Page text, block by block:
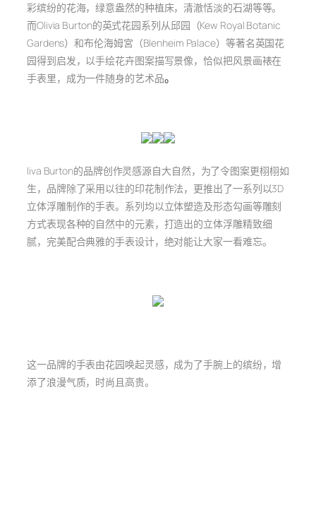
彩缤纷的花海，绿意盎然的种植床，清澈恬淡的石湖等等。
而Olivia Burton的英式花园系列从邱园（Kew Royal Botanic
Gardens）和布伦海姆宮（Blenheim Palace）等著名英国花
园得到启发，以手绘花卉图案描写景像，恰似把风景画裱在
手表里，成为一件随身的艺术品。
liva Burton的品牌创作灵感源自大自然，为了令图案更栩栩如
生，品牌除了采用以往的印花制作法，更推出了一系列以3D
立体浮雕制作的手表。系列均以立体塑造及形态勾画等雕刻
方式表现各种的自然中的元素，打造出的立体浮雕精致细
腻，完美配合典雅的手表设计，绝对能让大家一看难忘。
这一品牌的手表由花园唤起灵感，成为了手腕上的缤纷，增
添了浪漫气质，时尚且高贵。